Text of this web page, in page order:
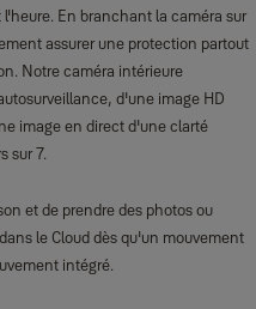
En branchant la caméra sur
assurer une protection partout
Notre caméra intérieure
d'une image HD
image en direct d'une clarté
sur 7.
et de prendre des photos ou
le Cloud dès qu'un mouvement
intégré.